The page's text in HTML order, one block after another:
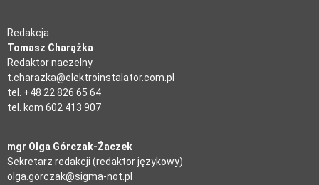
Redakcja
Tomasz Charążka
Redaktor naczelny
t.charazka@elektroinstalator.com.pl
tel. +48 22 826 65 64
tel. kom 602 413 907
mgr Olga Górczak-Żaczek
Sekretarz redakcji (redaktor językowy)
olga.gorczak@sigma-not.pl